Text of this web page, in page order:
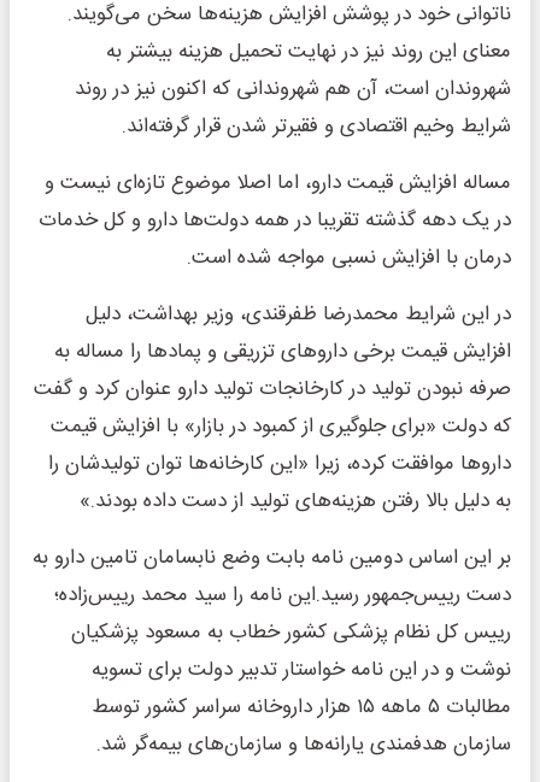
ناتوانی خود در پوشش افزایش هزینه‌ها سخن می‌گویند.
معنای این روند نیز در نهایت تحمیل هزینه بیشتر به
شهروندان است، آن‌ هم شهروندانی که اکنون نیز در روند
شرایط وخیم اقتصادی و فقیرتر شدن قرار گرفته‌اند.
مساله افزایش قیمت دارو، اما اصلا موضوع تازه‌ای نیست و
در یک دهه گذشته تقریبا در همه دولت‌ها دارو و کل خدمات
درمان با افزایش نسبی مواجه شده است.
در این شرایط محمدرضا ظفرقندی، وزیر بهداشت، دلیل
افزایش قیمت برخی دارو‌های تزریقی و پماد‌ها را مساله به
صرفه نبودن تولید در کارخانجات تولید دارو عنوان کرد و گفت
که دولت «برای جلوگیری از کمبود در بازار» با افزایش قیمت
دارو‌ها موافقت کرده، زیرا «این کارخانه‌ها توان تولیدشان را
به دلیل بالا رفتن هزینه‌های تولید از دست داده بودند.»
بر این اساس دومین نامه بابت وضع نابسامان تامین دارو به
دست رییس‌جمهور رسید.این نامه را سید محمد رییس‌زاده؛
رییس کل نظام پزشکی کشور خطاب به مسعود پزشکیان
نوشت و در این نامه خواستار تدبیر دولت برای تسویه
مطالبات ۵ ماهه ۱۵ هزار داروخانه سراسر کشور توسط
سازمان هدفمندی یارانه‌ها و سازمان‌های بیمه‌گر شد.